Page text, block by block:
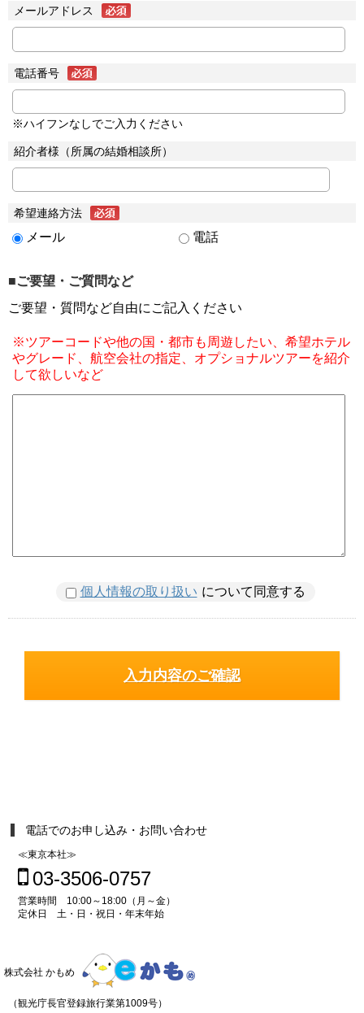
メールアドレス
電話番号
※ハイフンなしでご入力ください
紹介者様（所属の結婚相談所）
希望連絡方法
メール 電話
■ご要望・ご質問など
ご要望・質問など自由にご記入ください
※ツアーコードや他の国・都市も周遊したい、希望ホテル
やグレード、航空会社の指定、オプショナルツアーを紹介
して欲しいなど
個人情報の取り扱い について同意する
電話でのお申し込み・お問い合わせ
≪東京本社≫
03-3506-0757
営業時間 10:00～18:00（月～金）
定休日 土・日・祝日・年末年始
株式会社 かもめ
（観光庁長官登録旅行業第1009号）